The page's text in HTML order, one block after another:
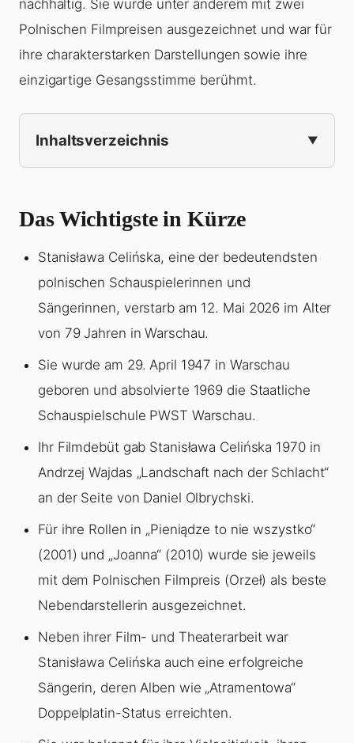
nachhaltig. Sie wurde unter anderem mit zwei
Polnischen Filmpreisen ausgezeichnet und war für
ihre charakterstarken Darstellungen sowie ihre
einzigartige Gesangsstimme berühmt.
Inhaltsverzeichnis
Das Wichtigste in Kürze
Stanisława Celińska, eine der bedeutendsten
polnischen Schauspielerinnen und
Sängerinnen, verstarb am 12. Mai 2026 im Alter
von 79 Jahren in Warschau.
Sie wurde am 29. April 1947 in Warschau
geboren und absolvierte 1969 die Staatliche
Schauspielschule PWST Warschau.
Ihr Filmdebüt gab Stanisława Celińska 1970 in
Andrzej Wajdas „Landschaft nach der Schlacht“
an der Seite von Daniel Olbrychski.
Für ihre Rollen in „Pieniądze to nie wszystko“
(2001) und „Joanna“ (2010) wurde sie jeweils
mit dem Polnischen Filmpreis (Orzeł) als beste
Nebendarstellerin ausgezeichnet.
Neben ihrer Film- und Theaterarbeit war
Stanisława Celińska auch eine erfolgreiche
Sängerin, deren Alben wie „Atramentowa“
Doppelplatin-Status erreichten.